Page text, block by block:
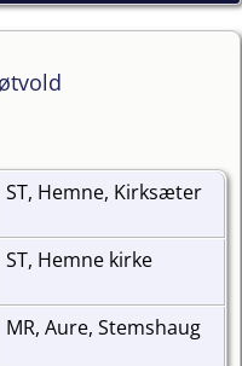
ST, Hemne, Kirksæter
ST, Hemne kirke
MR, Aure, Stemshaug